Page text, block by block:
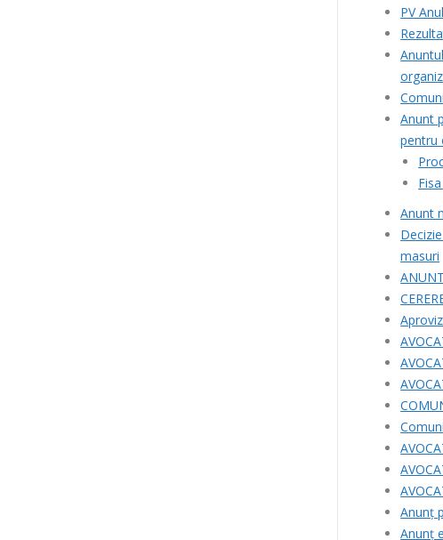
PV
Anunt
pentru
Anunt
masuri
Anunț
Anunț